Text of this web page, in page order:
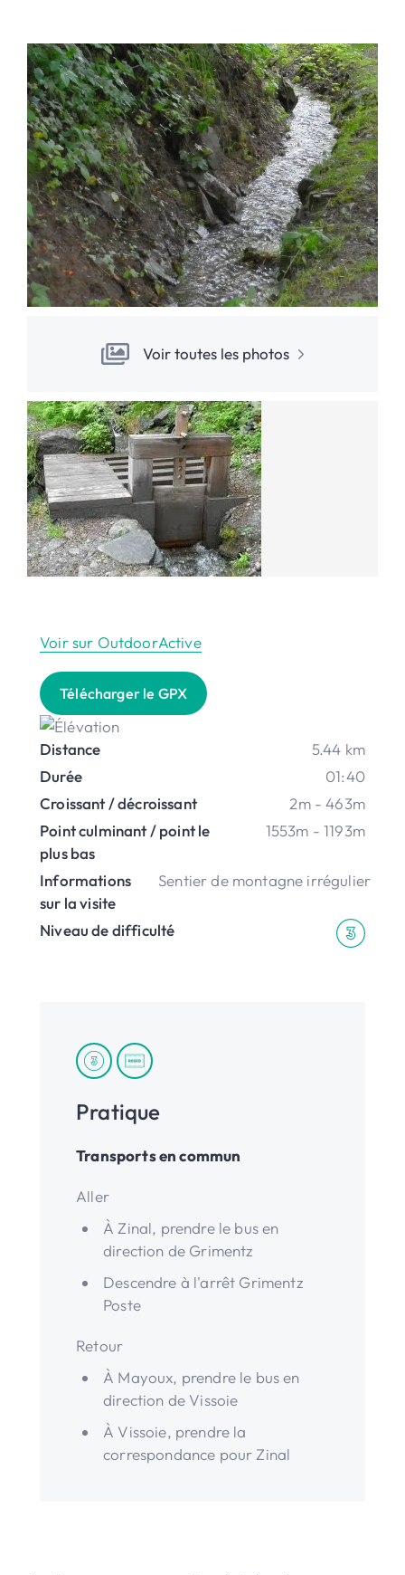
Voir toutes les photos
Voir sur OutdoorActive
Télécharger le GPX
Distance
5.44 km
Durée
01:40
Croissant / décroissant
2m - 463m
Point culminant / point le
plus bas
1553m - 1193m
Informations
sur la visite
Sentier de montagne irrégulier
Niveau de difficulté
Pratique
Transports en commun
Aller
À Zinal, prendre le bus en
direction de Grimentz
Descendre à l'arrêt Grimentz
Poste
Retour
À Mayoux, prendre le bus en
direction de Vissoie
À Vissoie, prendre la
correspondance pour Zinal